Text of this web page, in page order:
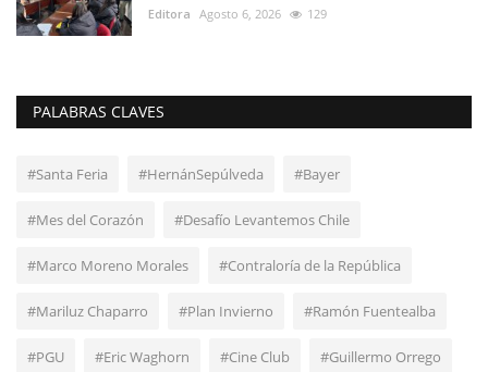
Editora Agosto 6, 2026 129
PALABRAS CLAVES
#Santa Feria #HernánSepúlveda #Bayer
#Mes del Corazón #Desafío Levantemos Chile
#Marco Moreno Morales #Contraloría de la República
#Mariluz Chaparro #Plan Invierno #Ramón Fuentealba
#PGU #Eric Waghorn #Cine Club #Guillermo Orrego